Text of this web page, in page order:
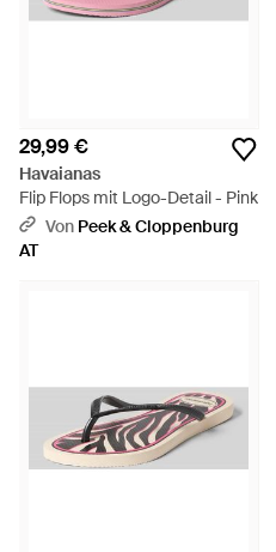
29,99 €
Havaianas
Flip Flops mit Logo-Detail - Pink
Von Peek & Cloppenburg
AT